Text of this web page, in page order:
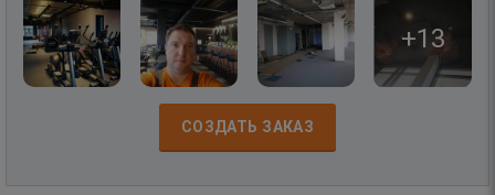
+13
СОЗДАТЬ ЗАКАЗ